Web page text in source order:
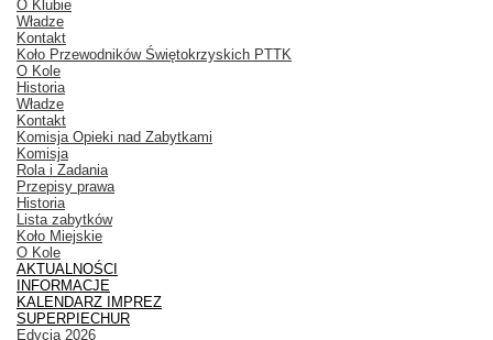
O Klubie
Władze
Kontakt
Koło Przewodników Świętokrzyskich PTTK
O Kole
Historia
Władze
Kontakt
Komisja Opieki nad Zabytkami
Komisja
Rola i Zadania
Przepisy prawa
Historia
Lista zabytków
Koło Miejskie
O Kole
AKTUALNOŚCI
INFORMACJE
KALENDARZ IMPREZ
SUPERPIECHUR
Edycja 2026